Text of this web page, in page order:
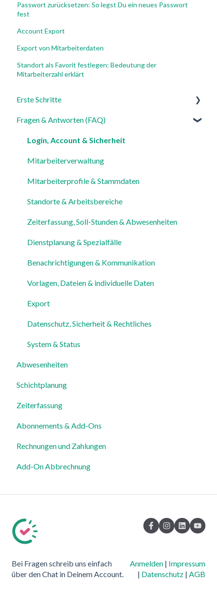
Passwort zurücksetzen: So legst Du ein neues Passwort
fest
Account Export
Export von Mitarbeiterdaten
Standort als Favorit festlegen: Bedeutung der
Mitarbeiterzahl erklärt
Erste Schritte
Für Admins
Für Mitarbeiter
Einstellungen
Fragen & Antworten (FAQ)
Login, Account & Sicherheit
Mitarbeiterverwaltung
Mitarbeiterprofile & Stammdaten
Standorte & Arbeitsbereiche
Zeiterfassung, Soll-Stunden & Abwesenheiten
Dienstplanung & Spezialfälle
Benachrichtigungen & Kommunikation
Vorlagen, Dateien & individuelle Daten
Export
Datenschutz, Sicherheit & Rechtliches
System & Status
Abwesenheiten
Schichtplanung
Zeiterfassung
Abonnements & Add-Ons
Rechnungen und Zahlungen
Add-On Abbrechnung
Bei Fragen schreib uns einfach
über den Chat in Deinem Account.
Anmelden | Impressum
| Datenschutz | AGB